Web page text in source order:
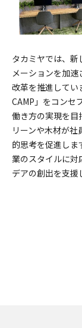
タカミヤでは、
メーションを加
改革を推進してい
CAMP」をコンセ
働き方の実現を目
リーンや木材が
的思考を促進し
業のスタイルに対
デアの創出を支援